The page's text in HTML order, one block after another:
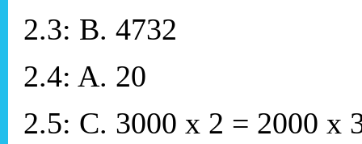
2.3: B. 4732
2.4: A. 20
2.5: C. 3000 x 2 = 2000 x